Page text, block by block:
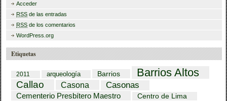
Acceder
RSS de las entradas
RSS de los comentarios
WordPress.org
Etiquetas
2011 arqueología Barrios Barrios Altos
Callao Casona Casonas
Cementerio Presbítero Maestro Centro de Lima